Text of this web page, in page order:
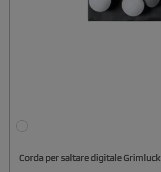
Corda per saltare digitale Grimluck